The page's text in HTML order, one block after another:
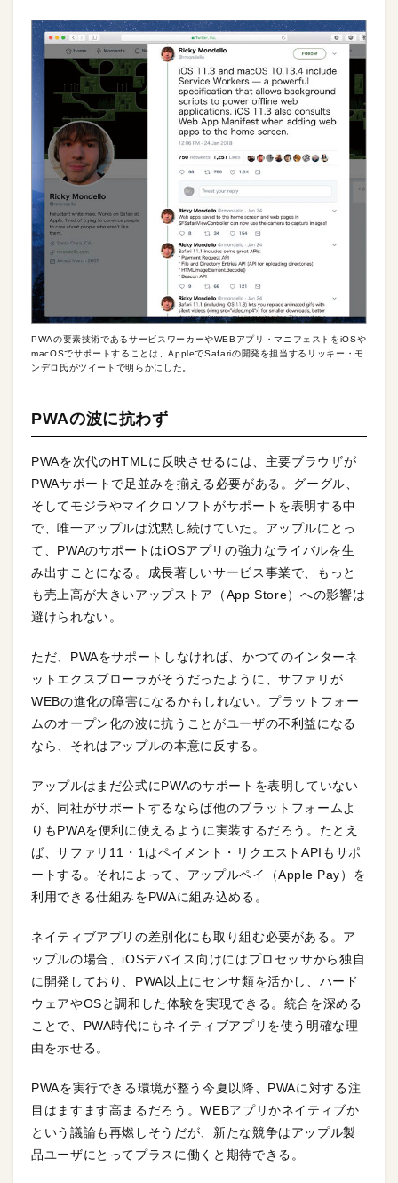
PWAの要素技術であるサービスワーカーやWEBアプリ・マニフェストをiOSや
macOSでサポートすることは、AppleでSafariの開発を担当するリッキー・モ
ンデロ氏がツイートで明らかにした。
PWAの波に抗わず
PWAを次代のHTMLに反映させるには、主要ブラウザが
PWAサポートで足並みを揃える必要がある。グーグル、
そしてモジラやマイクロソフトがサポートを表明する中
で、唯一アップルは沈黙し続けていた。アップルにとっ
て、PWAのサポートはiOSアプリの強力なライバルを生
み出すことになる。成長著しいサービス事業で、もっと
も売上高が大きいアップストア（App Store）への影響は
避けられない。
ただ、PWAをサポートしなければ、かつてのインターネ
ットエクスプローラがそうだったように、サファリが
WEBの進化の障害になるかもしれない。プラットフォー
ムのオープン化の波に抗うことがユーザの不利益になる
なら、それはアップルの本意に反する。
アップルはまだ公式にPWAのサポートを表明していない
が、同社がサポートするならば他のプラットフォームよ
りもPWAを便利に使えるように実装するだろう。たとえ
ば、サファリ11・1はペイメント・リクエストAPIもサポ
ートする。それによって、アップルペイ（Apple Pay）を
利用できる仕組みをPWAに組み込める。
ネイティブアプリの差別化にも取り組む必要がある。ア
ップルの場合、iOSデバイス向けにはプロセッサから独自
に開発しており、PWA以上にセンサ類を活かし、ハード
ウェアやOSと調和した体験を実現できる。統合を深める
ことで、PWA時代にもネイティブアプリを使う明確な理
由を示せる。
PWAを実行できる環境が整う今夏以降、PWAに対する注
目はますます高まるだろう。WEBアプリかネイティブか
という議論も再燃しそうだが、新たな競争はアップル製
品ユーザにとってプラスに働くと期待できる。